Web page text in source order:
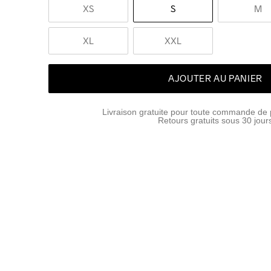
XS S M
XL XXL
AJOUTER AU PANIER
Livraison gratuite pour toute commande de
Retours gratuits sous 30